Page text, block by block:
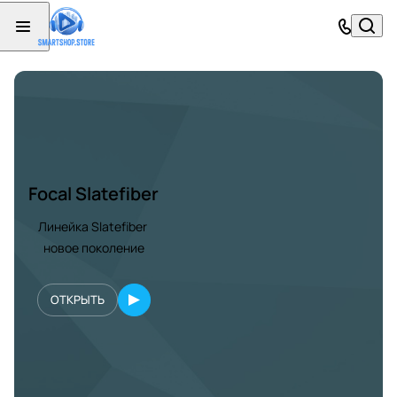
Focal Slatefiber
Линейка Slatefiber
новое поколение
ОТКРЫТЬ